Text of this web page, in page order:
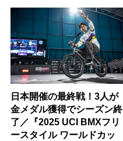
日本開催の最終戦！3人が
金メダル獲得でシーズン終
了／『2025 UCI BMXフリ
ースタイル ワールドカッ